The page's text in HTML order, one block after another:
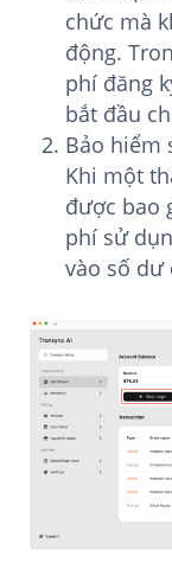
chức mà
động.
phí đăng
bắt đầu
Bảo hiểm
Khi một
được bao
phí sử
vào số dư